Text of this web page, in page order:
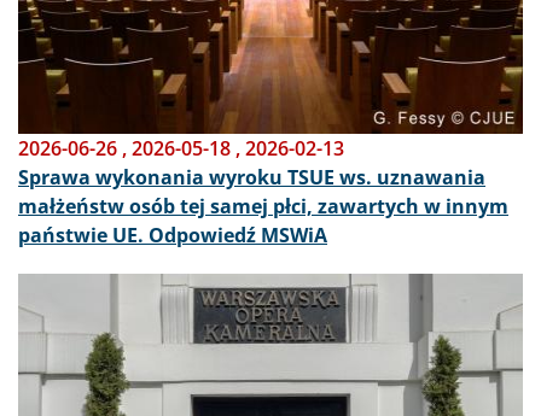
2026-06-26 ,2026-05-18 ,2026-02-13
Sprawa wykonania wyroku TSUE ws. uznawania
małżeństw osób tej samej płci, zawartych w innym
państwie UE. Odpowiedź MSWiA